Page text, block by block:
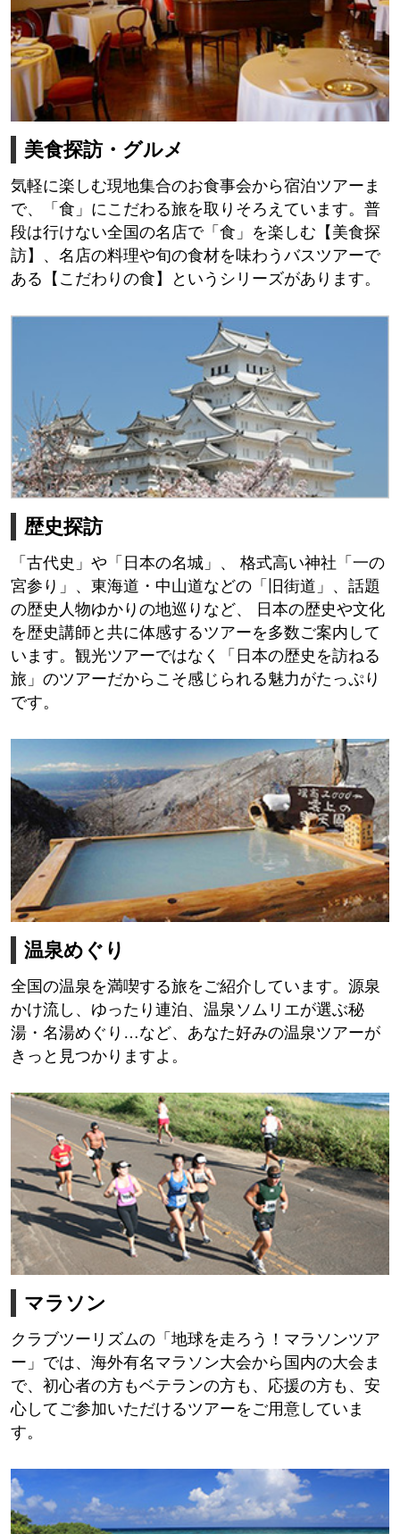
美食探訪・グルメ
気軽に楽しむ現地集合のお食事会から宿泊ツアーま
で、「食」にこだわる旅を取りそろえています。普
段は行けない全国の名店で「食」を楽しむ【美食探
訪】、名店の料理や旬の食材を味わうバスツアーで
ある【こだわりの食】というシリーズがあります。
歴史探訪
「古代史」や「日本の名城」、 格式高い神社「一の
宮参り」、東海道・中山道などの「旧街道」、話題
の歴史人物ゆかりの地巡りなど、 日本の歴史や文化
を歴史講師と共に体感するツアーを多数ご案内して
います。観光ツアーではなく「日本の歴史を訪ねる
旅」のツアーだからこそ感じられる魅力がたっぷり
です。
温泉めぐり
全国の温泉を満喫する旅をご紹介しています。源泉
かけ流し、ゆったり連泊、温泉ソムリエが選ぶ秘
湯・名湯めぐり…など、あなた好みの温泉ツアーが
きっと見つかりますよ。
マラソン
クラブツーリズムの「地球を走ろう！マラソンツア
ー」では、海外有名マラソン大会から国内の大会ま
で、初心者の方もベテランの方も、応援の方も、安
心してご参加いただけるツアーをご用意していま
す。